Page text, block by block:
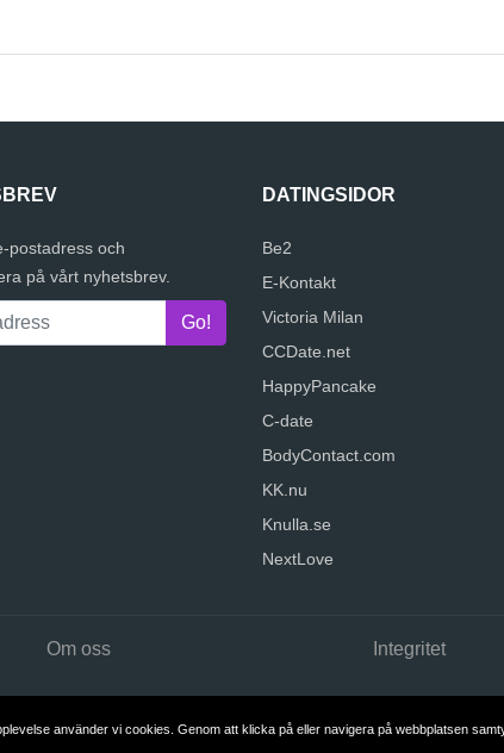
använder vi cookies. Genom att klicka på eller navigera på webbplatsen
postadress och
på vårt nyhetsbrev.
DATINGSIDOR
Be2
E-Kontakt
Victoria Milan
CCDate.net
HappyPancake
C-date
BodyContact.com
KK.nu
Knulla.se
NextLove
Om oss Integritet
Copyright © 2026 DatingWebsites.se